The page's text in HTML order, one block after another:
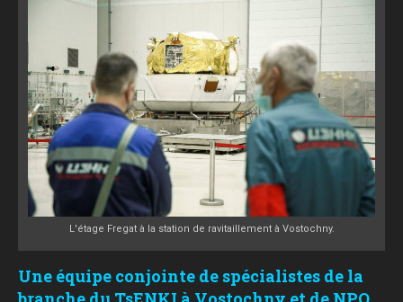
L'étage Fregat à la station de ravitaillement à Vostochny.
Une équipe conjointe de spécialistes de la